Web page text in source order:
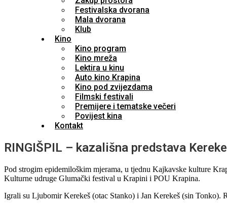
Festivalska dvorana
Mala dvorana
Klub
Kino
Kino program
Kino mreža
Lektira u kinu
Auto kino Krapina
Kino pod zvijezdama
Filmski festivali
Premijere i tematske večeri
Povijest kina
Kontakt
RINGIŠPIL – kazališna predstava
Pod strogim epidemiloškim mjerama, u tjednu Kajkavske kulture
Kulturne udruge Glumački festival u Krapini i POU Krapina.
Igrali su Ljubomir Kerekeš (otac Stanko) i Jan Kerekeš (sin Tonko).